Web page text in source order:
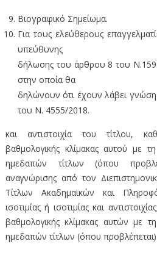
Βιογραφικό Σημείωμα.
Για τους ελεύθερους
υπεύθυνης
δήλωσης του άρθρου 8 του
στην οποία θα
δηλώνουν ότι έχουν λάβει
του Ν. 4555/2018.
και αντιστοιχία του τίτλου,
βαθμολογικής κλίμακας αυτού με
ημεδαπών τίτλων (όπου
αναγνώρισης από τον
Τίτλων Ακαδημαϊκών και
ισοτιμίας ή ισοτιμίας και
βαθμολογικής κλίμακας αυτών με
ημεδαπών τίτλων (όπου προβλέπεται).